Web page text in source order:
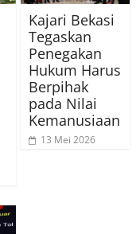
Kajari Bekasi
Tegaskan
Penegakan
Hukum Harus
Berpihak
pada Nilai
Kemanusiaan
13 Mei 2026